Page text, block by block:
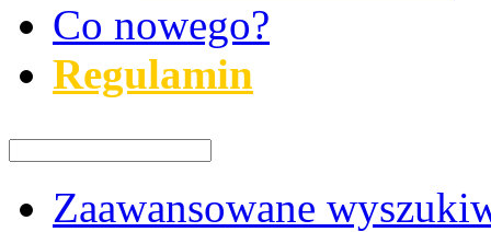
Co nowego?
Regulamin
Zaawansowane